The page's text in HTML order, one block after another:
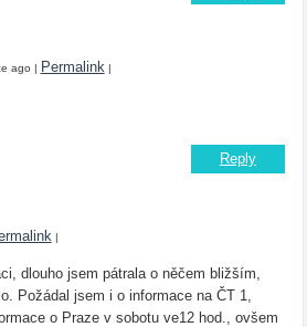
ago | Permalink |
Reply
|
dlouho jsem pátrala o něčem bližším,
Požádal jsem i o informace na ČT 1,
o Praze v sobotu ve12 hod., ovšem